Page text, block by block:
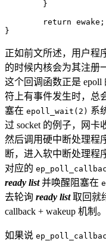
}
return ewake ;
}
正如前文所述，用户程
的时候内核会为其注册
这个回调函数正是
符上有事件发生时，总
塞在 epoll_wait(2) 系
过 socket 的例子，网卡
然后调用硬中断处理程
断，进入软中断处理程
对应的
ready list并唤醒阻塞在
去轮询 ready list取回就
callback + wakeup 机制。
如果说